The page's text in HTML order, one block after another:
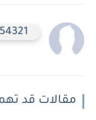
مقالات قد